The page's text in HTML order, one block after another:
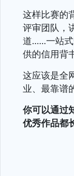
这样比赛的
评审团队，
道……一站式
供的信用背
这应该是全
业、最靠谱
你可以通过
优秀作品都